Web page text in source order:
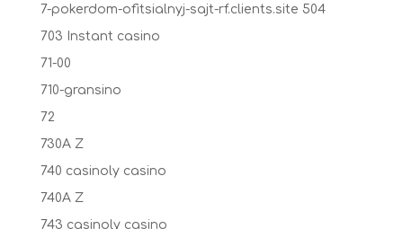
7-pokerdom-ofitsialnyj-sajt-rf.clients.site 504
703 Instant casino
71-00
710-gransino
72
730A Z
740 casinoly casino
740A Z
743 casinoly casino